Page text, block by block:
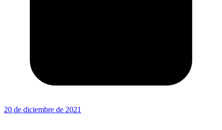
20 de diciembre de 2021